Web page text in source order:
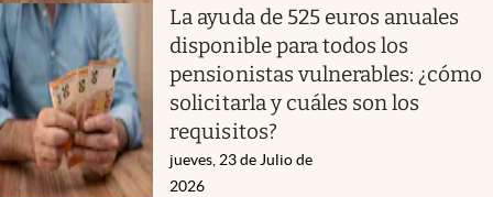
La ayuda de 525 euros anuales
disponible para todos los
pensionistas vulnerables: ¿cómo
solicitarla y cuáles son los
requisitos?
jueves, 23 de Julio de
2026